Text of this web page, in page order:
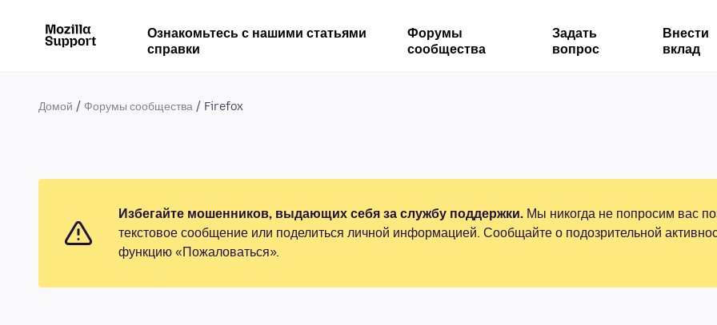
Ознакомьтесь с нашими статьями
справки
Форумы
сообщества
Задать
вопрос
Внести
вклад
Домой Форумы сообщества Firefox
Избегайте мошенников, выдающих себя за службу поддержки. Мы никогда не попросим вас
текстовое сообщение или поделиться личной информацией. Сообщайте о подозрительной
функцию «Пожаловаться».